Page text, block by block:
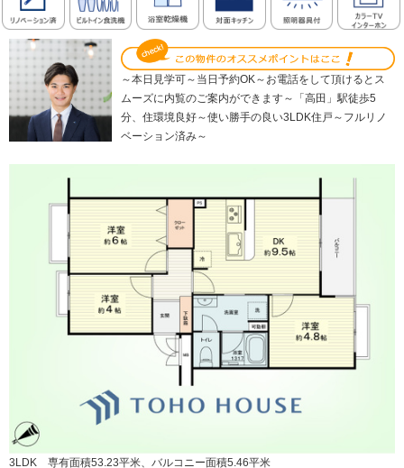
～本日見学可～当日予約OK～お電話をして頂けるとス
ムーズに内覧のご案内ができます～「高田」駅徒歩5
分、住環境良好～使い勝手の良い3LDK住戸～フルリノ
ベーション済み～
3LDK 専有面積53.23平米、バルコニー面積5.46平米